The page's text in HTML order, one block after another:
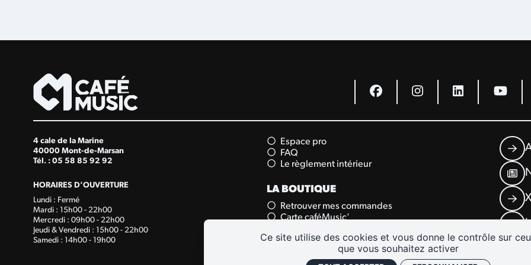
Ce site utilise des cookies et vous donne le contrôle sur
que vous souhaitez activer
4 cale de la Marine
40000 Mont-de-Marsan
Tél. : 05 58 85 92 92
HORAIRES D'OUVERTURE
Lundi : Fermé
Mardi : 15h00 - 22h00
Mercredi : 09h00 - 22h00
Jeudi & Vendredi : 15h00 - 22h00
Samedi : 14h00 - 19h00
Espace pro
FAQ
Le règlement intérieur
LA BOUTIQUE
Retrouver mes commandes
Carte caféMusic'